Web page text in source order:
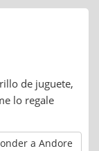
de juguete,
lo regale
a Andore